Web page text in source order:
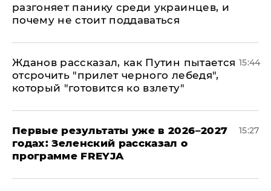
разгоняет панику среди украинцев, и
почему не стоит поддаваться
Жданов рассказал, как Путин пытается
отсрочить "прилет черного лебедя",
который "готовится ко взлету"
15:44
Первые результаты уже в 2026–2027
годах: Зеленский рассказал о
программе FREYJA
15:27